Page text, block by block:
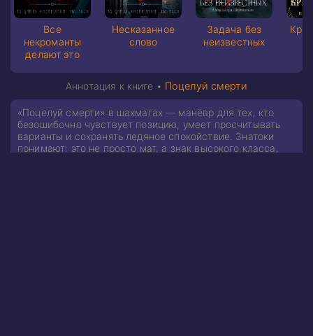
Все
некроманты
делают это
Несказанное
слово
Задача без
неизвестных
Аннотация к книге • Поцелуй смерти
«Поцелуй смерти» в шахматах — манёвр для тех, кто
безошибочно чувствует позицию, умеет просчитывать
варианты и сохранять ледяное спокойствие. Знатоки
понимают: это не просто мат, а знак высокого класса,